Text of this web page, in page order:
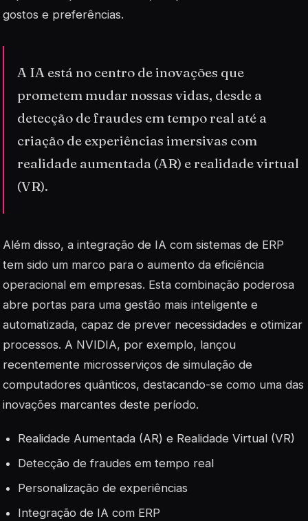
gostos e preferências.
A IA está no centro de inovações que
prometem mudar nossas vidas, desde a
detecção de fraudes em tempo real até a
criação de experiências imersivas com
realidade aumentada (AR) e realidade virtual
(VR).
Além disso, a integração de IA com sistemas de ERP
tem sido um marco para o aumento da eficiência
operacional em empresas. Esta combinação poderosa
abre portas para uma gestão mais inteligente e
automatizada, capaz de prever necessidades e otimizar
processos. A NVIDIA, por exemplo, lançou
recentemente microsserviços de simulação de
computadores quânticos, destacando-se como uma das
inovações marcantes deste período.
Realidade Aumentada (AR) e Realidade Virtual (VR)
Detecção de fraudes em tempo real
Personalização de experiências
Integração de IA com ERP